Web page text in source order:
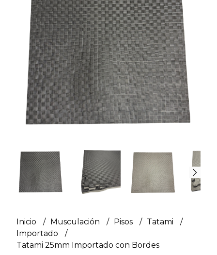
Inicio Musculación Pisos
Tatami
Importado
Tatami 25mm Importado con Bordes